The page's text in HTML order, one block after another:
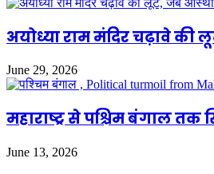
अयोध्या राम मंदिर चढ़ावे
June 29, 2026
महाराष्ट्र से पश्चिम बंगाल
June 13, 2026